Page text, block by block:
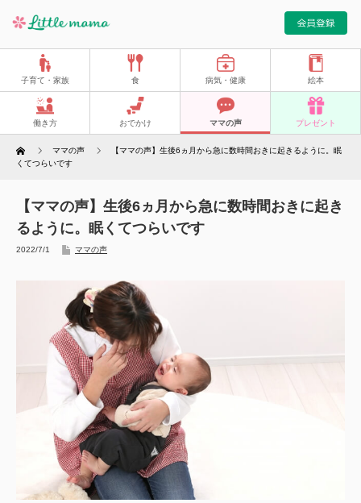
子育て・家族 食 病気・健康 絵本
働き方 おでかけ ママの声 プレゼント
Home ママの声
【ママの声】生後6ヵ月から急に数時間おきに起きるように。眠
くてつらいです
【ママの声】生後6ヵ月から急に数時間おきに起き
るように。眠くてつらいです
2022/7/1 ママの声